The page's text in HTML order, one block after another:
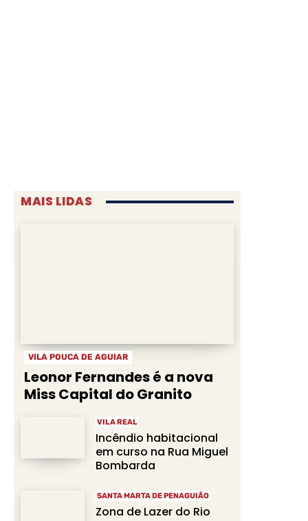
MAIS LIDAS
VILA POUCA DE AGUIAR
Leonor Fernandes é a nova
Miss Capital do Granito
VILA REAL
Incêndio habitacional
em curso na Rua Miguel
Bombarda
SANTA MARTA DE PENAGUIÃO
Zona de Lazer do Rio